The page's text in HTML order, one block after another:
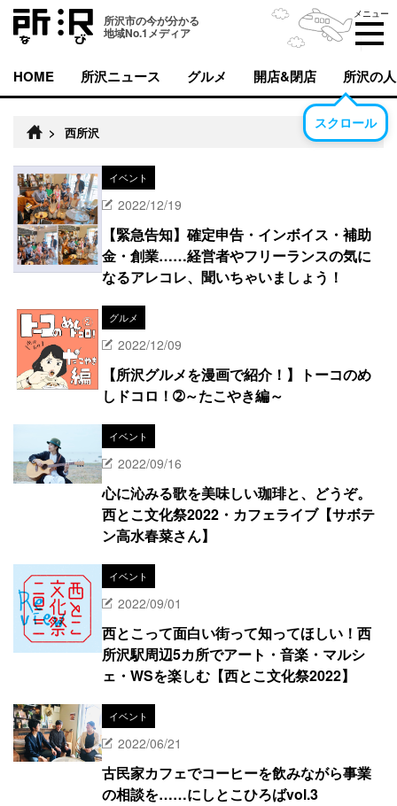
所沢市の今が分かる
地域No.1メディア
メニュー
HOME 所沢ニュース グルメ 開店&閉店 所沢の人
スクロール
> 西所沢
イベント
2022/12/19
【緊急告知】確定申告・インボイス・補助
金・創業……経営者やフリーランスの気に
なるアレコレ、聞いちゃいましょう！
グルメ
2022/12/09
【所沢グルメを漫画で紹介！】トーコのめ
しドコロ！➁～たこやき編～
イベント
2022/09/16
心に沁みる歌を美味しい珈琲と、どうぞ。
西とこ文化祭2022・カフェライブ【サボテ
ン高水春菜さん】
イベント
2022/09/01
西とこって面白い街って知ってほしい！西
所沢駅周辺5カ所でアート・音楽・マルシ
ェ・WSを楽しむ【西とこ文化祭2022】
イベント
2022/06/21
古民家カフェでコーヒーを飲みながら事業
の相談を……にしとこひろばvol.3